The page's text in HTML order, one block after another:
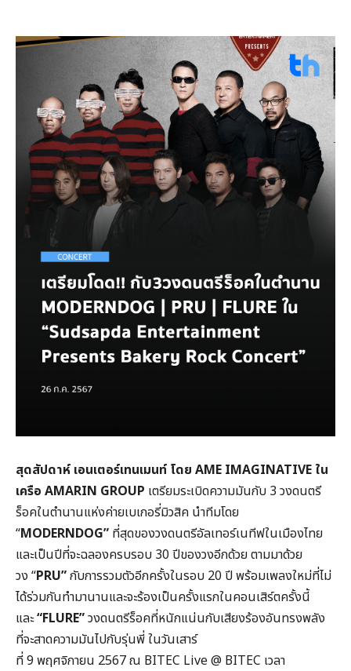
สุดสัปดาห์ เอนเตอร์เทนเมนท์ โดย AME IMAGINATIVE ใน
เครือ AMARIN GROUP เตรียมระเบิดความมันกับ 3 วงดนตรี
ร็อคในตำนานแห่งค่ายเบเกอรี่มิวสิค นำทีมโดย
“MODERNDOG” ที่สุดของวงดนตรีอัลเทอร์เนทีฟในเมืองไทย
และเป็นปีที่จะฉลองครบรอบ 30 ปีของวงอีกด้วย ตามมาด้วย
วง “PRU”กับการรวมตัวอีกครั้งในรอบ 20 ปี พร้อมเพลงใหม่ที่ไม่
ได้ร่วมกันทำมานานและจะร้องเป็นครั้งแรกในคอนเสิร์ตครั้งนี้
และ“FLURE”วงดนตรีร็อคที่หนักแน่นกับเสียงร้องอันทรงพลัง
ที่จะสาดความมันไปกับรุ่นพี่ ในวันเสาร์
ที่ 9 พฤศจิกายน 2567 ณ BITEC Live @ BITEC เวลา